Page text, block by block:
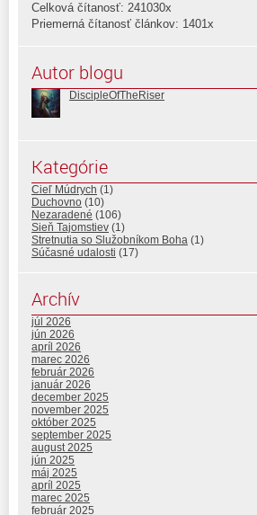
Celková čítanosť: 241030x
Priemerná čítanosť článkov: 1401x
Autor blogu
DiscipleOfTheRiser
Kategórie
Cieľ Múdrych (1)
Duchovno (10)
Nezaradené (106)
Sieň Tajomstiev (1)
Stretnutia so Služobníkom Boha (1)
Súčasné udalosti (17)
Archív
júl 2026
jún 2026
apríl 2026
marec 2026
február 2026
január 2026
december 2025
november 2025
október 2025
september 2025
august 2025
jún 2025
máj 2025
apríl 2025
marec 2025
február 2025